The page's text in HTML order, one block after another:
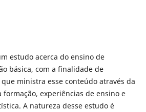
estudo acerca do ensino de
básica, com a finalidade de
ministra esse conteúdo através da
formação, experiências de ensino e
A natureza desse estudo é